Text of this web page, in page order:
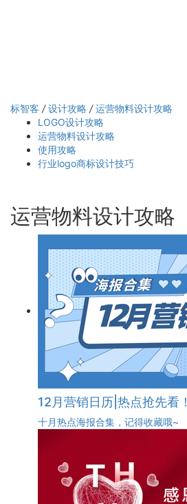
标智客 / 设计攻略 / 运营物料设计攻略
LOGO设计攻略
运营物料设计攻略
使用攻略
行业logo商标设计技巧
运营物料设计攻略
12月营销日历|热点抢先看！
十月热点海报合集，记得收藏哦~